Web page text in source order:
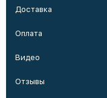
Доставка
Оплата
Видео
Отзывы